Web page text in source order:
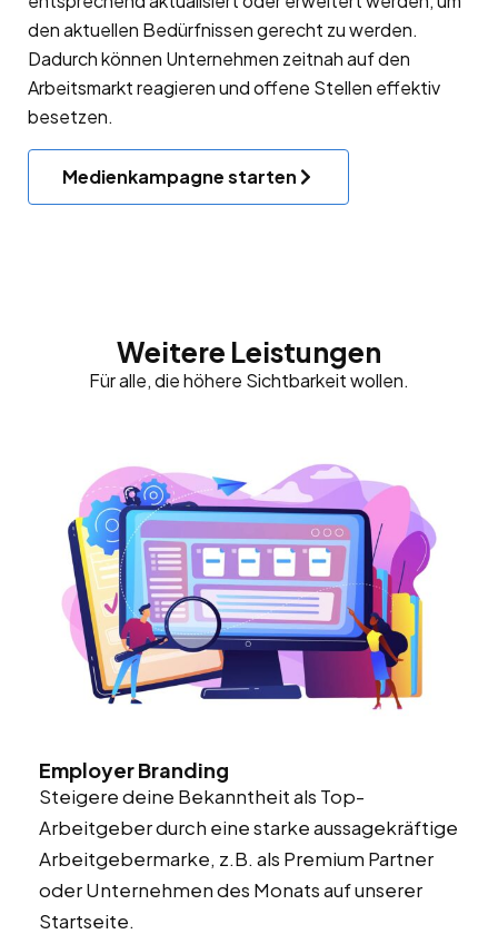
den aktuellen Bedürfnissen gerecht zu werden.
Dadurch können Unternehmen zeitnah auf den
Arbeitsmarkt reagieren und offene Stellen effektiv
besetzen.
Medienkampagne starten
Weitere Leistungen
Für alle, die höhere Sichtbarkeit wollen.
Employer Branding
Steigere deine Bekanntheit als Top-
Arbeitgeber durch eine starke aussagekräftige
Arbeitgebermarke, z.B. als Premium Partner
oder Unternehmen des Monats auf unserer
Startseite.